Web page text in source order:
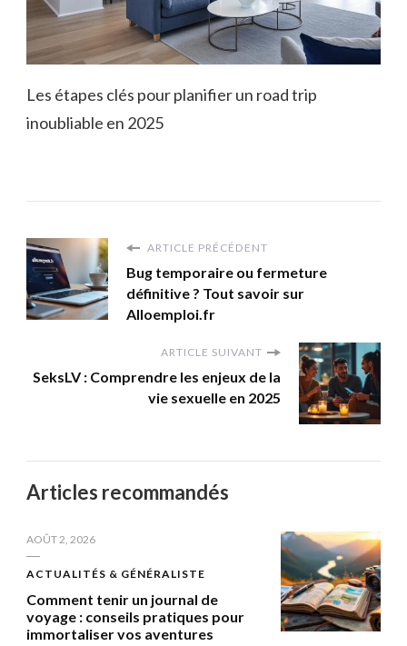
Les étapes clés pour planifier un road trip
inoubliable en 2025
ARTICLE PRÉCÉDENT
Bug temporaire ou fermeture
définitive ? Tout savoir sur
Alloemploi.fr
ARTICLE SUIVANT
SeksLV : Comprendre les enjeux de la
vie sexuelle en 2025
Articles recommandés
AOÛT 2, 2026
ACTUALITÉS & GÉNÉRALISTE
Comment tenir un journal de
voyage : conseils pratiques pour
immortaliser vos aventures